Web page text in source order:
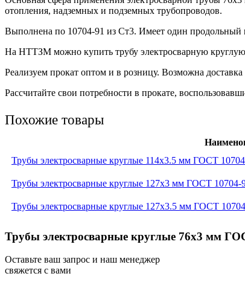
отопления, надземных и подземных трубопроводов.
Выполнена по 10704-91 из Ст3. Имеет один продольный
На НТТЗМ можно купить трубу электросварную
Реализуем прокат оптом и в розницу. Возможна
Рассчитайте свои потребности в прокате,
Похожие товары
Трубы электросварные круглые 114x3.5 мм ГОСТ
Трубы электросварные круглые 127x3 мм ГОСТ 10704-
Трубы электросварные круглые 127x3.5 мм ГОСТ
Трубы электросварные круглые 76x3 мм
Оставьте ваш запрос и наш менеджер
свяжется с вами